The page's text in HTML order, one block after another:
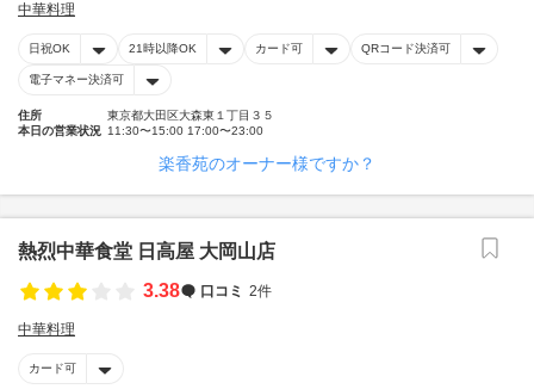
中華料理
日祝OK 21時以降OK カード可 QRコード決済可
電子マネー決済可
住所
東京都大田区大森東１丁目３５
本日の営業状況 11:30〜15:00 17:00〜23:00
楽香苑のオーナー様ですか？
熱烈中華食堂 日高屋 大岡山店
3.38
口コミ 2件
中華料理
カード可